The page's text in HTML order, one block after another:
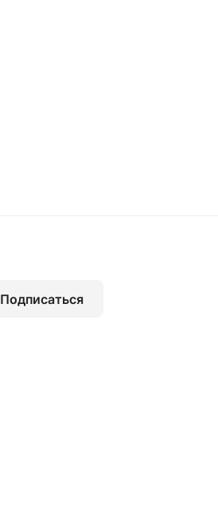
Подписаться